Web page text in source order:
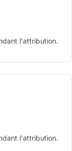
l'attribution.
l'attribution.